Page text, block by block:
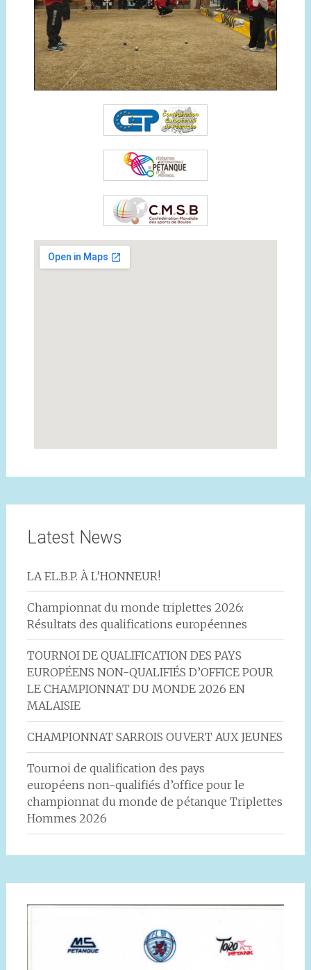
Latest News
LA F.L.B.P. À L’HONNEUR!
Championnat du monde triplettes 2026:
Résultats des qualifications européennes
TOURNOI DE QUALIFICATION DES PAYS
EUROPÉENS NON-QUALIFIÉS D’OFFICE POUR
LE CHAMPIONNAT DU MONDE 2026 EN
MALAISIE
CHAMPIONNAT SARROIS OUVERT AUX JEUNES
Tournoi de qualification des pays
européens non-qualifiés d’office pour le
championnat du monde de pétanque Triplettes
Hommes 2026